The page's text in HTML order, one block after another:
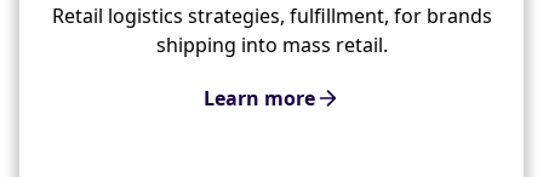
Retail logistics strategies, fulfillment, for brands
shipping into mass retail.
Learn more